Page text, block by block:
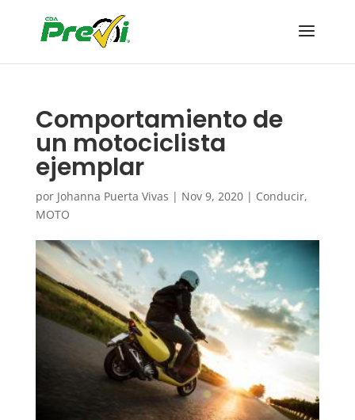
Comportamiento de
un motociclista
ejemplar
por Johanna Puerta Vivas | Nov 9, 2020| Conducir,
MOTO